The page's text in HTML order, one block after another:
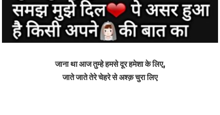
जाना था आज तुम्हे हमसे दूर हमेशा के लिए,
जाते जाते तेरे चेहरे से अश्क़ चुरा लिए